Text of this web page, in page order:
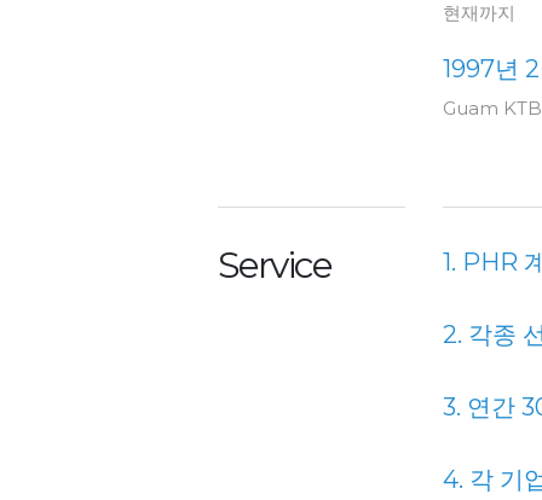
현재까지
1997년
Guam
Service 1. PHR
2. 각종
3. 연간
4. 각 기